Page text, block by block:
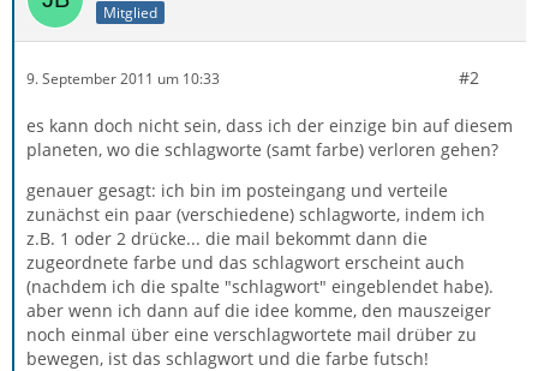
Mitglied
9. September 2011 um 10:33 #2
es kann doch nicht sein, dass ich der einzige bin auf diesem
planeten, wo die schlagworte (samt farbe) verloren gehen?
genauer gesagt: ich bin im posteingang und verteile
zunächst ein paar (verschiedene) schlagworte, indem ich
z.B. 1 oder 2 drücke... die mail bekommt dann die
zugeordnete farbe und das schlagwort erscheint auch
(nachdem ich die spalte "schlagwort" eingeblendet habe).
aber wenn ich dann auf die idee komme, den mauszeiger
noch einmal über eine verschlagwortete mail drüber zu
bewegen, ist das schlagwort und die farbe futsch!